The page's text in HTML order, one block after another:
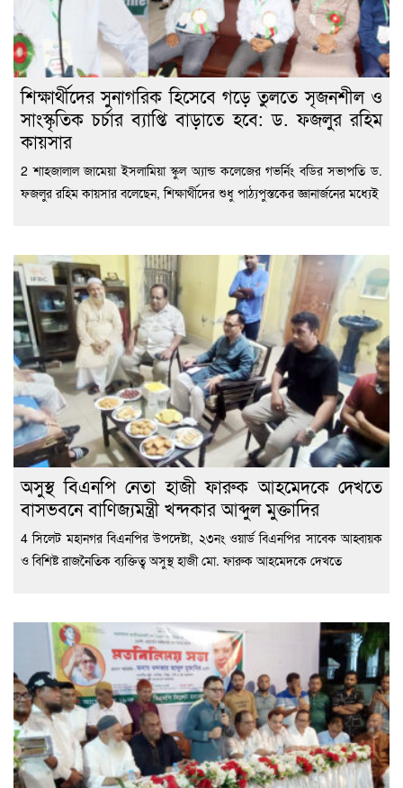
শিক্ষার্থীদের সুনাগরিক হিসেবে গড়ে তুলতে সৃজনশীল ও
সাংস্কৃতিক চর্চার ব্যাপ্তি বাড়াতে হবে: ড. ফজলুর রহিম
কায়সার
2 শাহজালাল জামেয়া ইসলামিয়া স্কুল অ্যান্ড কলেজের গভর্নিং বডির সভাপতি ড.
ফজলুর রহিম কায়সার বলেছেন, শিক্ষার্থীদের শুধু পাঠ্যপুস্তকের জ্ঞানার্জনের মধ্যেই
অসুস্থ বিএনপি নেতা হাজী ফারুক আহমেদকে দেখতে
বাসভবনে বাণিজ্যমন্ত্রী খন্দকার আব্দুল মুক্তাদির
4 সিলেট মহানগর বিএনপির উপদেষ্টা, ২৩নং ওয়ার্ড বিএনপির সাবেক আহ্বায়ক
ও বিশিষ্ট রাজনৈতিক ব্যক্তিত্ব অসুস্থ হাজী মো. ফারুক আহমেদকে দেখতে